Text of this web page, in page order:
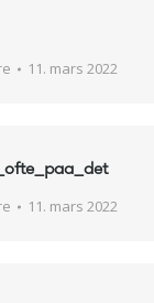
11. mars 2022
11. mars 2022